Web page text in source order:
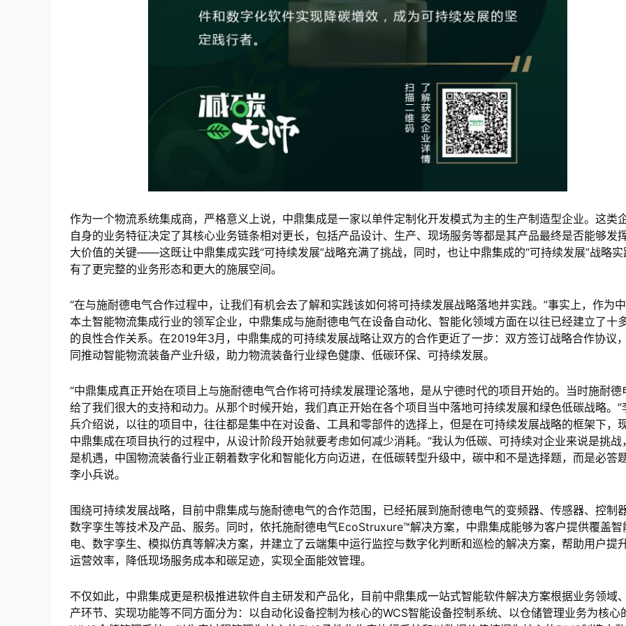
作为一个物流系统集成商，严格意义上说，中鼎集成是一家以单件定制化开发模式为主的生产制造型企业。这类
自身的业务特征决定了其核心业务链条相对更长，包括产品设计、生产、现场服务等都是其产品最终是否能够发
大价值的关键——这既让中鼎集成实践“可持续发展”战略充满了挑战，同时，也让中鼎集成的“可持续发展”战略实
有了更完整的业务形态和更大的施展空间。
“在与施耐德电气合作过程中，让我们有机会去了解和实践该如何将可持续发展战略落地并实践。”事实上，作为
本土智能物流集成行业的领军企业，中鼎集成与施耐德电气在设备自动化、智能化领域方面在以往已经建立了十
的良性合作关系。在2019年3月，中鼎集成的可持续发展战略让双方的合作更近了一步：双方签订战略合作协议
同推动智能物流装备产业升级，助力物流装备行业绿色健康、低碳环保、可持续发展。
“中鼎集成真正开始在项目上与施耐德电气合作将可持续发展理论落地，是从宁德时代的项目开始的。当时施耐德
给了我们很大的支持和动力。从那个时候开始，我们真正开始在各个项目当中落地可持续发展和绿色低碳战略。”
兵介绍说，以往的项目中，往往都是集中在对设备、工具和零部件的选择上，但是在可持续发展战略的框架下，
中鼎集成在项目执行的过程中，从设计阶段开始就要考虑如何减少消耗。“我认为低碳、可持续对企业来说是挑战
是机遇，中国物流装备行业正朝着数字化和智能化方向迈进，在低碳转型升级中，碳中和不是选择题，而是必答
李小兵说。
围绕可持续发展战略，目前中鼎集成与施耐德电气的合作范围，已经拓展到施耐德电气的变频器、传感器、控制器
数字孪生等技术及产品、服务。同时，依托施耐德电气EcoStruxure™解决方案，中鼎集成能够为客户提供覆盖智
电、数字孪生、模拟仿真等解决方案，并建立了云端集中运行监控与数字化判断和巡检的解决方案，帮助用户提
运营效率，降低现场服务成本和碳足迹，实现全面能效管理。
不仅如此，中鼎集成更是积极推进软件自主研发和产品化，目前中鼎集成一站式智能软件解决方案根据业务领域
产环节、实现功能等不同方面分为：以自动化设备控制为核心的WCS智能设备控制系统、以仓储管理业务为核心